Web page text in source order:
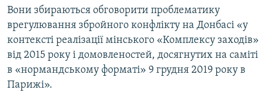
Вони збираються обговорити проблематику
врегулювання збройного конфлікту на Донбасі «у
контексті реалізації мінського «Комплексу заходів»
від 2015 року і домовленостей, досягнутих на саміті
в «нормандському форматі» 9 грудня 2019 року в
Парижі».